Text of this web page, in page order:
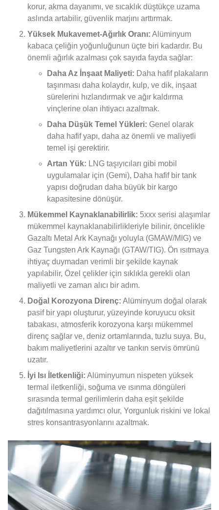
korur, akma dayanımı, ve sıcaklık düştükçe uzama
aslında artabilir, güvenlik marjını arttırmak.
Yüksek Mukavemet-Ağırlık Oranı: Alüminyum
kabaca çeliğin yoğunluğunun üçte biri kadardır. Bu
önemli ağırlık azalması çok sayıda fayda sağlar:
Daha Az İnşaat Maliyeti: Daha hafif plakaların
taşınması daha kolaydır, kulp, ve dik, inşaat
sürelerini hızlandırmak ve ağır kaldırma
vinçlerine olan ihtiyacı azaltmak.
Daha Düşük Temel Yükleri: Genel olarak
daha hafif yapı, daha az önemli ve maliyetli
temel işi gerektirir.
Artan Yük: LNG taşıyıcıları gibi mobil
uygulamalar için (Gemi), Daha hafif bir tank
yapısı doğrudan daha büyük bir kargo
kapasitesine dönüşür.
Mükemmel Kaynaklanabilirlik: 5xxx serisi alaşımlar
mükemmel kaynaklanabilirlikleriyle bilinir, öncelikle
Gazaltı Metal Ark Kaynağı yoluyla (GMAW/MIG) ve
Gaz Tungsten Ark Kaynağı (GTAW/TIG). Ön ısıtmaya
ihtiyaç duymadan verimli bir şekilde kaynak
yapılabilir, Özel çelikler için sıklıkla gerekli olan
maliyetli ve zaman alıcı bir adım.
Doğal Korozyona Direnç: Alüminyum doğal olarak
pasif bir yapı oluşturur, yüzeyinde koruyucu oksit
tabakası, atmosferik korozyona karşı mükemmel
direnç sağlar ve, deniz ortamlarında, tuzlu suya. Bu,
bakım maliyetlerini azaltır ve tankın servis ömrünü
uzatır.
İyi Isı İletkenliği: Alüminyumun nispeten yüksek
termal iletkenliği, soğuma ve ısınma döngüleri
sırasında termal gerilimlerin daha eşit şekilde
dağıtılmasına yardımcı olur, Yorgunluk riskini ve lokal
stres konsantrasyonlarını azaltmak.